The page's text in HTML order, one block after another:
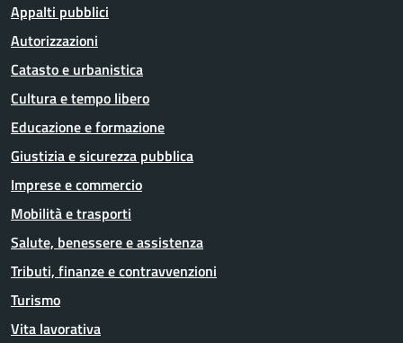
Appalti pubblici
Autorizzazioni
Catasto e urbanistica
Cultura e tempo libero
Educazione e formazione
Giustizia e sicurezza pubblica
Imprese e commercio
Mobilità e trasporti
Salute, benessere e assistenza
Tributi, finanze e contravvenzioni
Turismo
Vita lavorativa